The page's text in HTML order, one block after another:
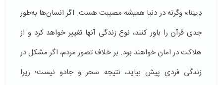
دِینِنا» وگرنه در دنیا همیشه مصیبت هست. اگر انسان‌ها به‌طور
جدی قرآن را باور کنند، نوع زندگی آنها تغییر خواهد کرد و از
هلاکت در امان خواهند بود. بر خلاف تصور مردم، اگر مشکل در
زندگی فردی پیش بیاید، نتیجه سحر و جادو نیست؛ زیرا